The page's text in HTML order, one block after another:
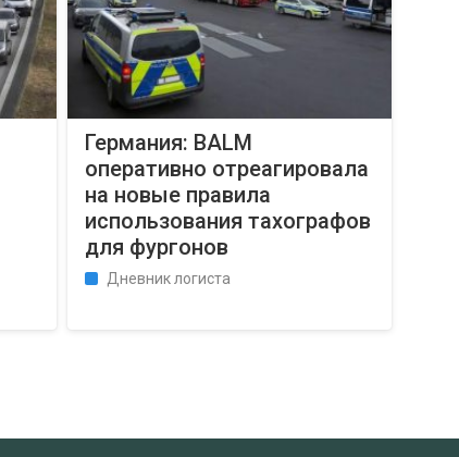
Германия: BALM
оперативно отреагировала
на новые правила
использования тахографов
для фургонов
Дневник логиста